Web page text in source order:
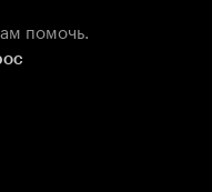
помочь.